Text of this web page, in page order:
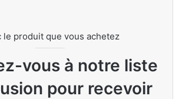
le produit que vous achetez
vous à notre liste
pour recevoir